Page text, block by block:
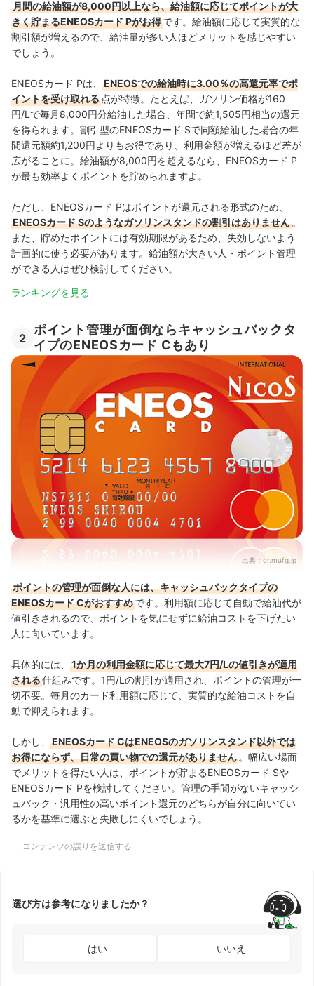
月間の給油額が8,000円以上なら、給油額に応じてポイントが大
きく貯まるENEOSカード Pがお得です。給油額に応じて実質的な
割引額が増えるので、給油量が多い人ほどメリットを感じやすい
でしょう。
ENEOSカード Pは、
ENEOSでの給油時に3.00％の高還元率でポ
イントを受け取れる 点が特徴。たとえば、ガソリン価格が160
円/Lで毎月8,000円分給油した場合、年間で約1,505円相当の還元
を得られます。割引型のENEOSカード Sで同額給油した場合の年
間還元額約1,200円よりもお得であり、利用金額が増えるほど差が
広がることに。給油額が8,000円を超えるなら、ENEOSカード P
が最も効率よくポイントを貯められますよ。
ただし、ENEOSカード Pはポイントが還元される形式のため、
ENEOSカード Sのようなガソリンスタンドの割引はありません 。
また、貯めたポイントには有効期限があるため、失効しないよう
計画的に使う必要があります。給油額が大きい人・ポイント管理
ができる人はぜひ検討してください。
ランキングを見る
2
ポイント管理が面倒ならキャッシュバックタ
イプのENEOSカード Cもあり
出典： cr.mufg.jp
ポイントの管理が面倒な人には、キャッシュバックタイプの
ENEOSカード Cがおすすめです。利用額に応じて自動で給油代が
値引きされるので、ポイントを気にせずに給油コストを下げたい
人に向いています。
具体的には、
1か月の利用金額に応じて最大7円/Lの値引きが適用
される仕組みです。1円/Lの割引が適用され、ポイントの管理が一
切不要。毎月のカード利用額に応じて、実質的な給油コストを自
動で抑えられます。
しかし、
ENEOSカード CはENEOSのガソリンスタンド以外では
お得にならず、日常の買い物での還元がありません 。幅広い場面
でメリットを得たい人は、ポイントが貯まるENEOSカード Sや
ENEOSカード Pを検討してください。管理の手間がないキャッシ
ュバック・汎用性の高いポイント還元のどちらが自分に向いてい
るかを基準に選ぶと失敗しにくいでしょう。
コンテンツの誤りを送信する
選び方は参考になりましたか？
はい いいえ